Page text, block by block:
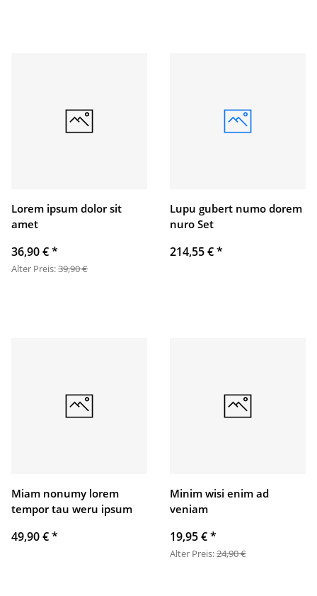
Lorem ipsum dolor sit
amet
36,90 €*
Alter Preis:39,90 €
Lupu gubert numo dorem
nuro Set
214,55 €*
Miam nonumy lorem
tempor tau weru ipsum
49,90 €*
Minim wisi enim ad
veniam
19,95 €*
Alter Preis:24,90 €